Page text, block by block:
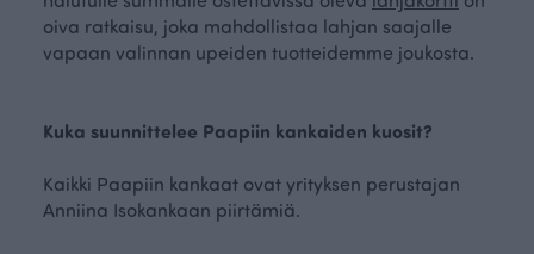
oiva ratkaisu, joka mahdollistaa lahjan saajalle
vapaan valinnan upeiden tuotteidemme joukosta.
Kuka suunnittelee Paapiin kankaiden kuosit?
Kaikki Paapiin kankaat ovat yrityksen perustajan
Anniina Isokankaan piirtämiä.